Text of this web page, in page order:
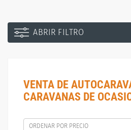
ABRIR FILTRO
VENTA DE
CARAVANAS DE
ORDENAR POR PRECIO